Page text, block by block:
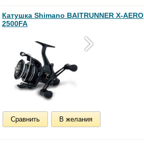
Катушка Shimano BAITRUNNER X-AERO
2500FA
Сравнить В желания